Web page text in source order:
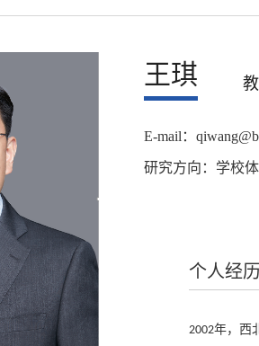
王琪
E-mail：
研究方向：学校
个人经
2002年，西